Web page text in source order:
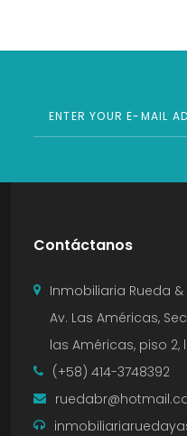
Contáctanos
Inmobiliaria Rueda
Av. Las Américas,
las Américas, piso 2,
(+58) 414-3748392